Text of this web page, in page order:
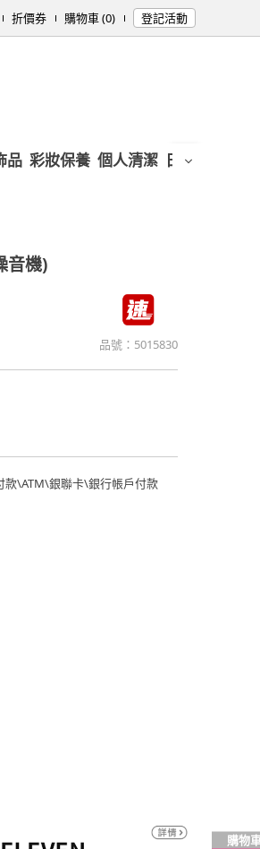
折價券 購物車 (0) 登記活動
品 彩妝保養 個人清潔 日用/紙品
音機)
品號： 5015830
款\ATM\銀聯卡\銀行帳戶付款
購物